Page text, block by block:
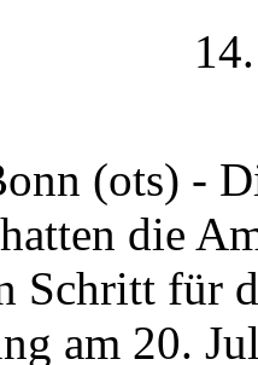
(ots) -
hatten die
Schritt für
am 20.